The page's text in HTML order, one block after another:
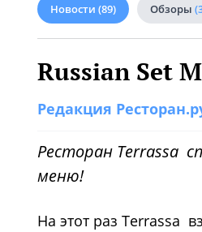
Новости (89) Обзоры
Russian Set
Редакция
Ресторан Terrassa
меню!
На этот раз Terrassa